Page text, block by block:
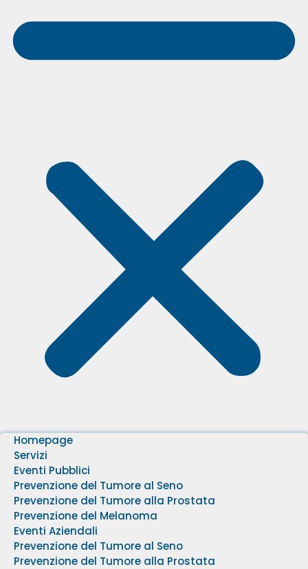
Homepage
Servizi
Eventi Pubblici
Prevenzione del Tumore al Seno
Prevenzione del Tumore alla Prostata
Prevenzione del Melanoma
Eventi Aziendali
Prevenzione del Tumore al Seno
Prevenzione del Tumore alla Prostata